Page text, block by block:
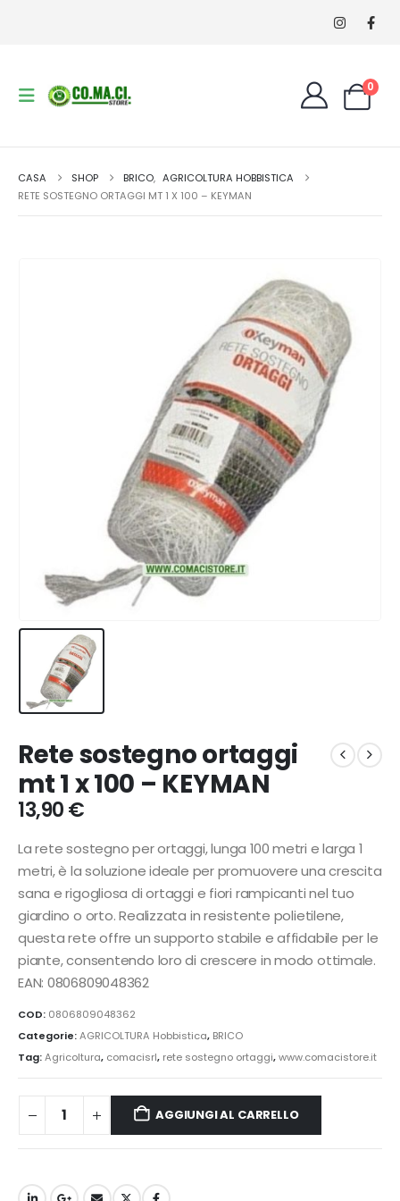
0
CASA SHOP BRICO, AGRICOLTURA HOBBISTICA
RETE SOSTEGNO ORTAGGI MT 1 X 100 – KEYMAN
Rete sostegno ortaggi
mt 1 x 100 – KEYMAN
13,90€
La rete sostegno per ortaggi, lunga 100 metri e larga 1
metri, è la soluzione ideale per promuovere una crescita
sana e rigogliosa di ortaggi e fiori rampicanti nel tuo
giardino o orto. Realizzata in resistente polietilene,
questa rete offre un supporto stabile e affidabile per le
piante, consentendo loro di crescere in modo ottimale.
EAN: 0806809048362
COD: 0806809048362
Categorie:AGRICOLTURA Hobbistica, BRICO
Tag:Agricoltura, comacisrl, rete sostegno ortaggi,www.comacistore.it
AGGIUNGI AL CARRELLO